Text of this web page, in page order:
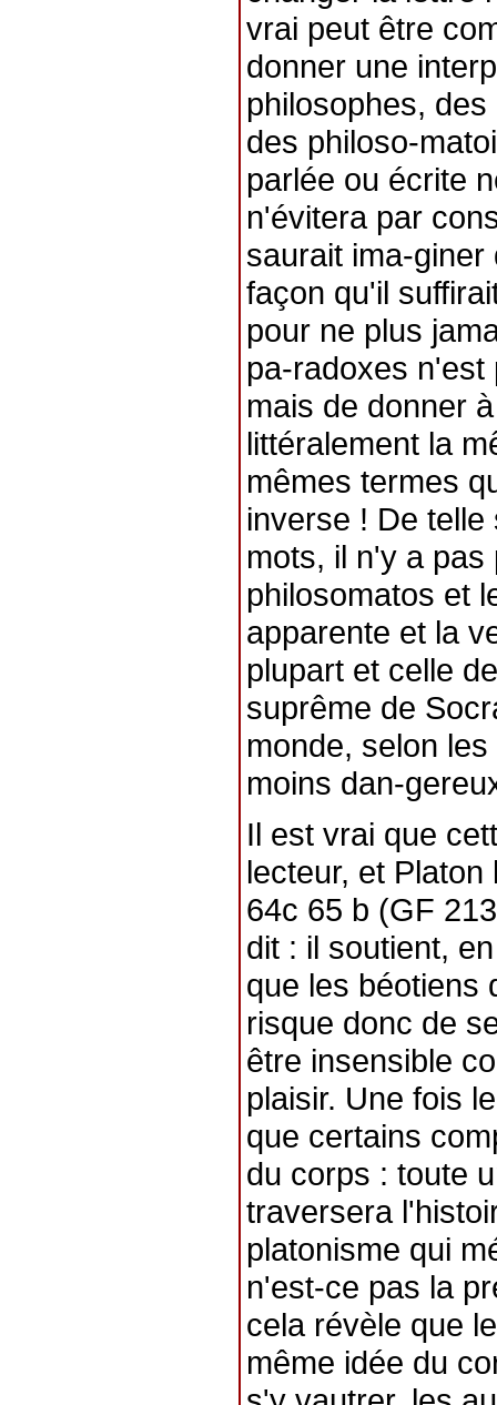
vrai peut être
donner une
philosophes,
des philoso-
parlée ou écrite
n'évitera par
saurait ima-
façon qu'il
pour ne plus
pa-radoxes n'est
mais de donner
littéralement la
mêmes termes
inverse ! De
mots, il n'y a pas
philosomatos et
apparente et la
plupart et celle
suprême de
monde, selon
moins dan-
Il est vrai que
lecteur, et
64c 65 b (GF
dit : il soutient,
que les béotiens
risque donc de
être insensible
plaisir. Une fois
que certains
du corps : toute
traversera
platonisme qui
n'est-ce pas la
cela révèle que
même idée du